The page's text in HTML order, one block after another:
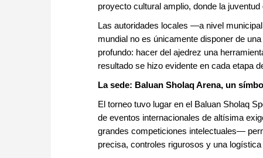
proyecto cultural amplio, donde la
Las autoridades locales —a nivel
mundial no es únicamente disponer de
profundo: hacer del ajedrez una
resultado se hizo evidente en cada etapa
La sede: Baluan Sholaq Arena, un
El torneo tuvo lugar en el Baluan Sholaq
de eventos internacionales de altísima
grandes competiciones intelectuales—
precisa, controles rigurosos y una